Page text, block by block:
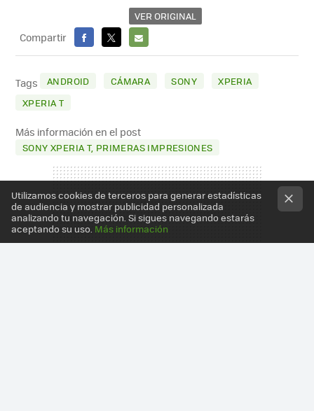
VER ORIGINAL
Compartir
FACEBOOK
X
E-
MAIL
Tags ANDROID CÁMARA SONY
XPERIA
XPERIA T
Más información en el post
SONY XPERIA T, PRIMERAS IMPRESIONES
Utilizamos cookies de terceros para generar estadísticas
de audiencia y mostrar publicidad personalizada
analizando tu navegación. Si sigues navegando estarás
aceptando su uso. Más información